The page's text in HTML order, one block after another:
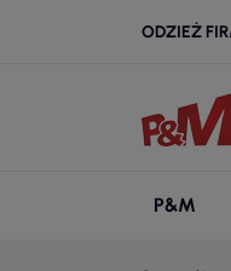
ODZIEŻ
P&M